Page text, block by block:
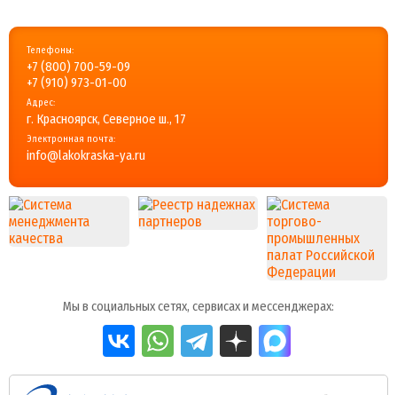
Телефоны:
+7 (800) 700-59-09
+7 (910) 973-01-00
Адрес:
г. Красноярск, Северное ш., 17
Электронная почта:
info@lakokraska-ya.ru
Мы в социальных сетях, сервисах и мессенджерах: